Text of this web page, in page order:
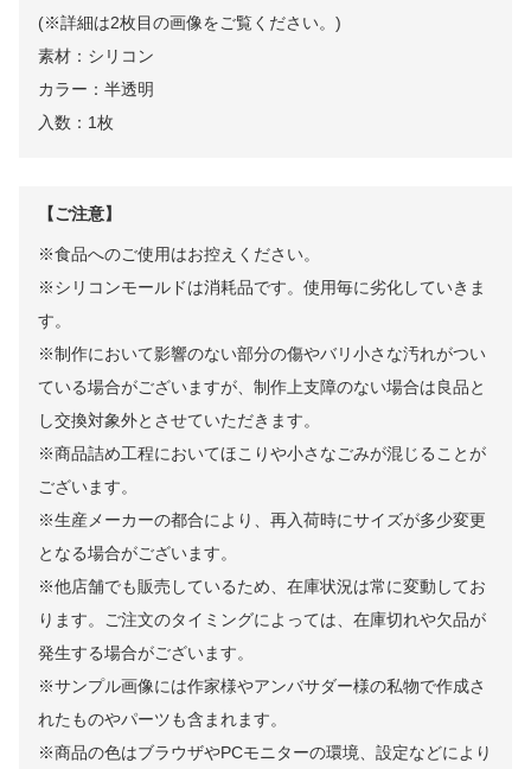
(※詳細は2枚目の画像をご覧ください。)
素材：シリコン
カラー：半透明
入数：1枚
【ご注意】
※食品へのご使用はお控えください。
※シリコンモールドは消耗品です。使用毎に劣化していきま
す。
※制作において影響のない部分の傷やバリ小さな汚れがつい
ている場合がございますが、制作上支障のない場合は良品と
し交換対象外とさせていただきます。
※商品詰め工程においてほこりや小さなごみが混じることが
ございます。
※生産メーカーの都合により、再入荷時にサイズが多少変更
となる場合がございます。
※他店舗でも販売しているため、在庫状況は常に変動してお
ります。ご注文のタイミングによっては、在庫切れや欠品が
発生する場合がございます。
※サンプル画像には作家様やアンバサダー様の私物で作成さ
れたものやパーツも含まれます。
※商品の色はブラウザやPCモニターの環境、設定などにより